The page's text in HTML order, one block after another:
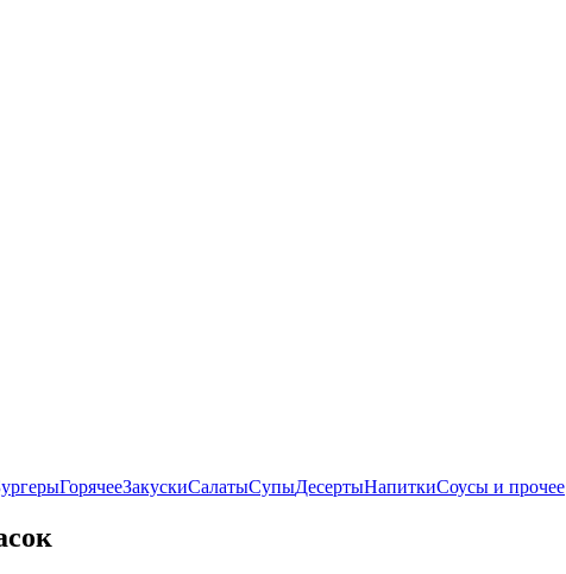
ГорячееЗакускиСалатыСупыДесертыНапиткиСоусы и прочее